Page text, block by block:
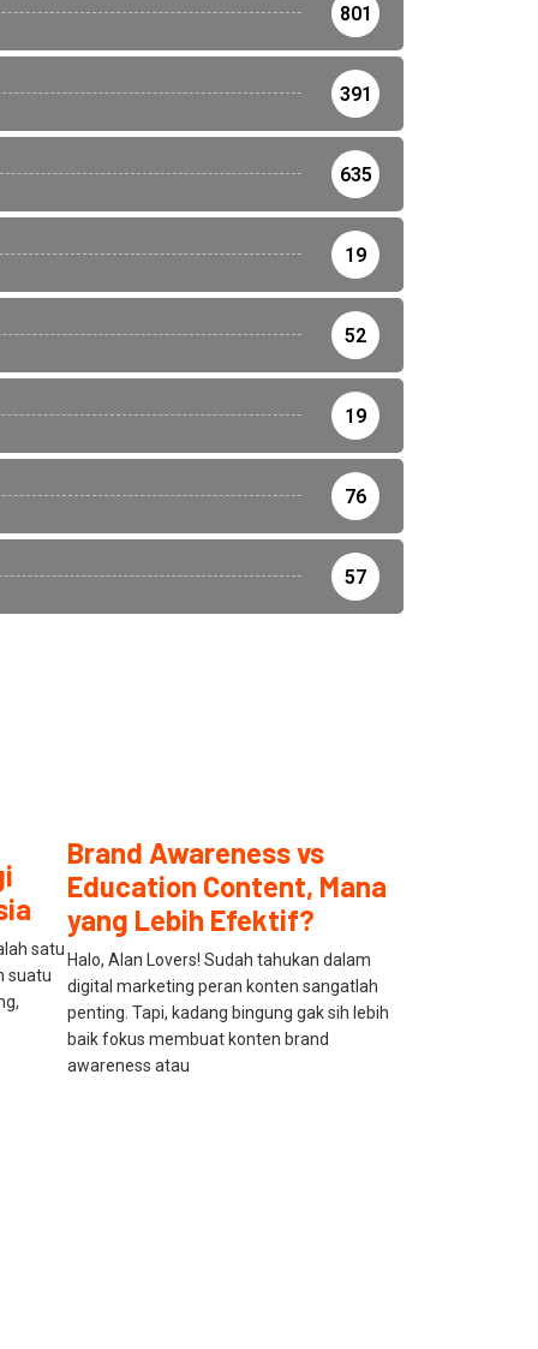
801
391
635
19
52
19
76
57
satu
suatu
Brand Awareness vs
Education Content, Mana
yang Lebih Efektif?
Halo, Alan Lovers! Sudah tahukan dalam
digital marketing peran konten sangatlah
penting. Tapi, kadang bingung gak sih lebih
baik fokus membuat konten brand
awareness atau